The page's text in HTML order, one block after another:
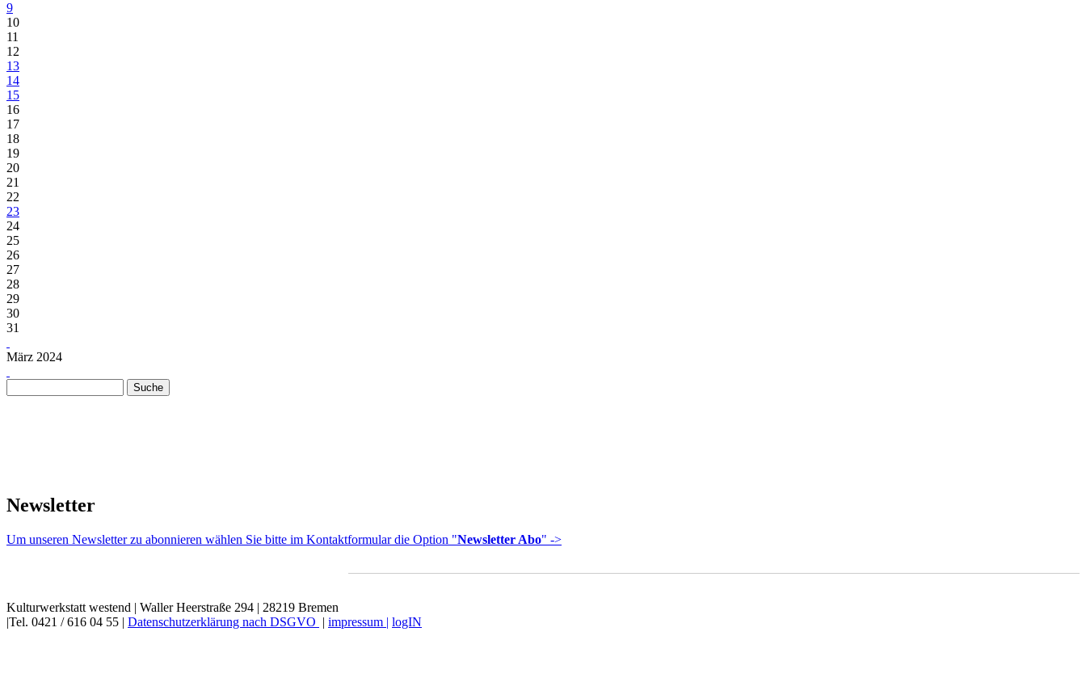
9
10
11
12
13
14
15
16
17
18
19
20
21
22
23
24
25
26
27
28
29
30
31
März 2024
Newsletter
Um unseren Newsletter zu abonnieren wählen Sie bitte im Kontaktformular die Option "Newsletter Abo" ->
Kulturwerkstatt westend | Waller Heerstraße 294 | 28219 Bremen
|Tel. 0421 / 616 04 55 | Datenschutzerklärung nach DSGVO | impressum | logIN